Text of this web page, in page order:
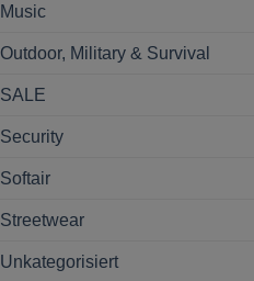
Music
Outdoor, Military & Survival
SALE
Security
Softair
Streetwear
Unkategorisiert